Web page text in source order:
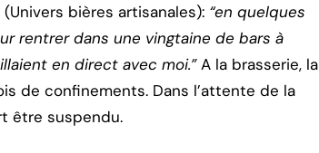
bières artisanales): “en quelques
rentrer dans une vingtaine de bars à
en direct avec moi.”A la brasserie, la
de confinements. Dans l’attente de la
être suspendu.